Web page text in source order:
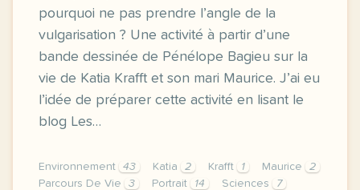
pourquoi ne pas prendre l’angle de la
vulgarisation ? Une activité à partir d’une
bande dessinée de Pénélope Bagieu sur la
vie de Katia Krafft et son mari Maurice. J’ai eu
l’idée de préparer cette activité en lisant le
blog Les…
Environnement 43 Katia 2 Krafft 1 Maurice
2
Parcours De Vie
3 Portrait 14 Sciences
7